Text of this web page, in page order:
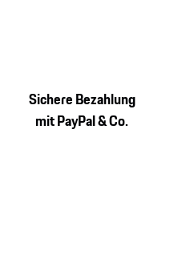
Sichere Bezahlung
mit PayPal & Co.